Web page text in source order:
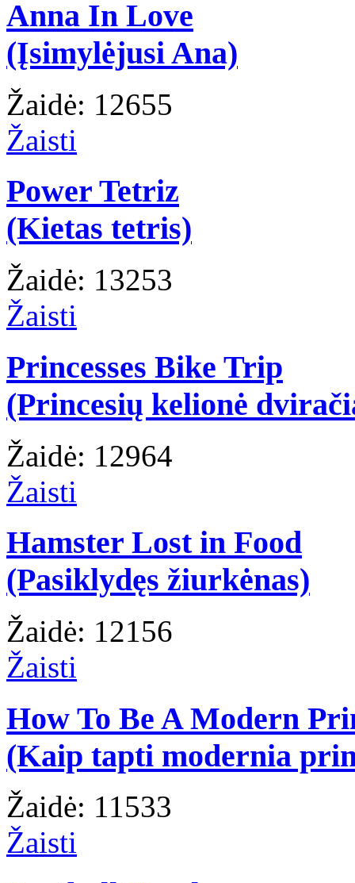
Anna In Love
(Įsimylėjusi Ana)
Žaidė: 12655
Žaisti
Power Tetriz
(Kietas tetris)
Žaidė: 13253
Žaisti
Princesses Bike Trip
(Princesių kelionė
Žaidė: 12964
Žaisti
Hamster Lost in Food
(Pasiklydęs žiurkėnas)
Žaidė: 12156
Žaisti
How To Be A Modern
(Kaip tapti modernia
Žaidė: 11533
Žaisti